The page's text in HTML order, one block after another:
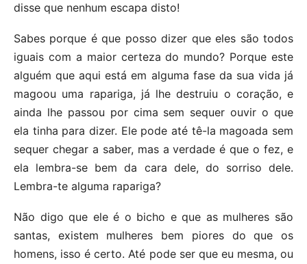
disse que nenhum escapa disto!
Sabes porque é que posso dizer que eles são todos
iguais com a maior certeza do mundo? Porque este
alguém que aqui está em alguma fase da sua vida já
magoou uma rapariga, já lhe destruiu o coração, e
ainda lhe passou por cima sem sequer ouvir o que
ela tinha para dizer. Ele pode até tê-la magoada sem
sequer chegar a saber, mas a verdade é que o fez, e
ela lembra-se bem da cara dele, do sorriso dele.
Lembra-te alguma rapariga?
Não digo que ele é o bicho e que as mulheres são
santas, existem mulheres bem piores do que os
homens, isso é certo. Até pode ser que eu mesma, ou